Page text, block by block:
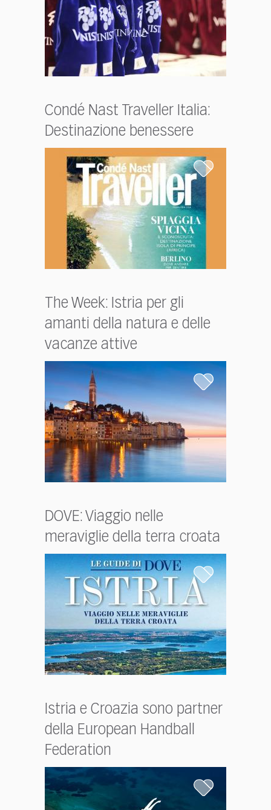
Condé Nast Traveller Italia:
Destinazione benessere
The Week: Istria per gli
amanti della natura e delle
vacanze attive
DOVE: Viaggio nelle
meraviglie della terra croata
Istria e Croazia sono partner
della European Handball
Federation